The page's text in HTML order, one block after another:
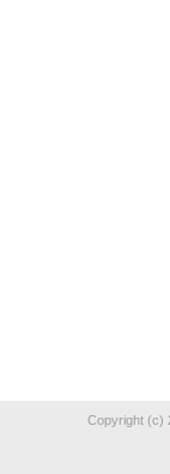
Copyright (c)